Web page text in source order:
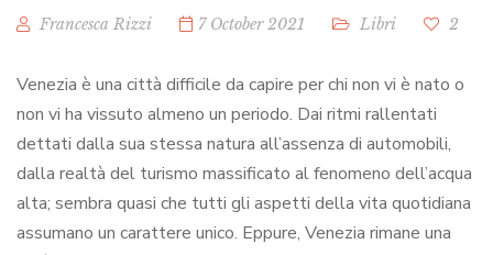
Francesca Rizzi 7 October 2021 Libri 2
Venezia è una città difficile da capire per chi non vi è nato o
non vi ha vissuto almeno un periodo. Dai ritmi rallentati
dettati dalla sua stessa natura all’assenza di automobili,
dalla realtà del turismo massificato al fenomeno dell’acqua
alta; sembra quasi che tutti gli aspetti della vita quotidiana
assumano un carattere unico. Eppure, Venezia rimane una